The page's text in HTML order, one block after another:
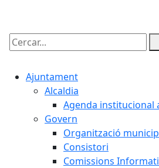
Cercar:
Ajuntament
Alcaldia
Agenda institucional
Govern
Organització
Consistori
Comissions